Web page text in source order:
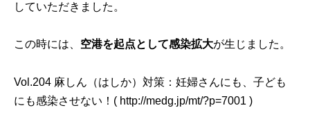
していただきました。
この時には、 空港を起点として感染拡大が生じました。
Vol.204 麻しん（はしか）対策：妊婦さんにも、子ども
にも感染させない！( http://medg.jp/mt/?p=7001 )